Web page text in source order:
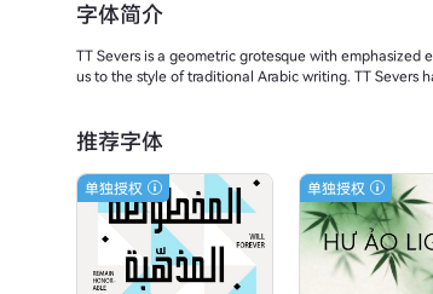
字体简介
TT Severs is a geometric grotesque with
us to the style of traditional Arabic writing. TT Severs
推荐字体
单独授权 单独授权